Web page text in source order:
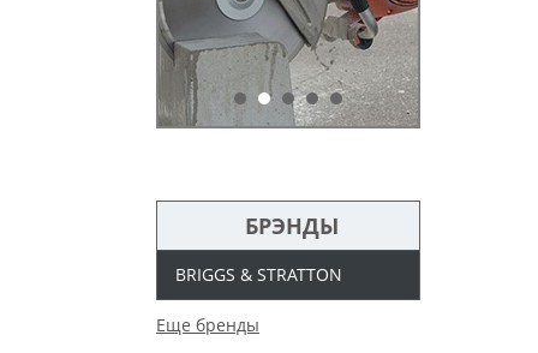
БРЭНДЫ
BRIGGS & STRATTON
Еще бренды